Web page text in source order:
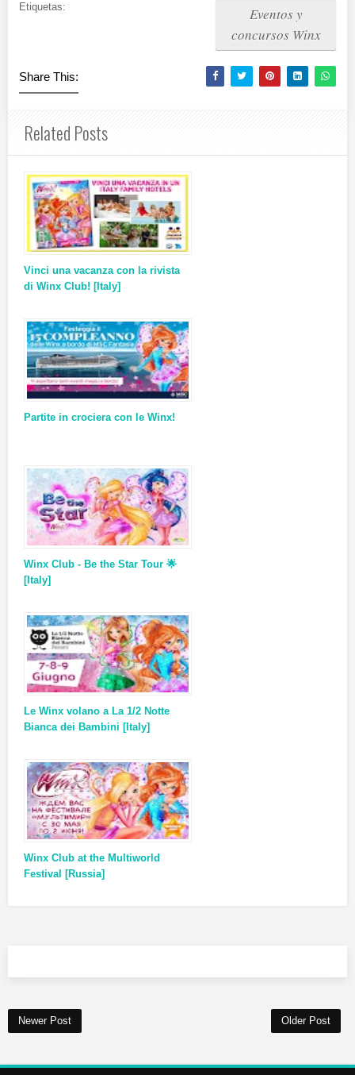
Etiquetas:
Eventos y
concursos Winx
Share This:
Related Posts
Vinci una vacanza con la rivista
di Winx Club! [Italy]
Partite in crociera con le Winx!
Winx Club - Be the Star Tour 🌟
[Italy]
Le Winx volano a La 1/2 Notte
Bianca dei Bambini [Italy]
Winx Club at the Multiworld
Festival [Russia]
Newer Post Older Post